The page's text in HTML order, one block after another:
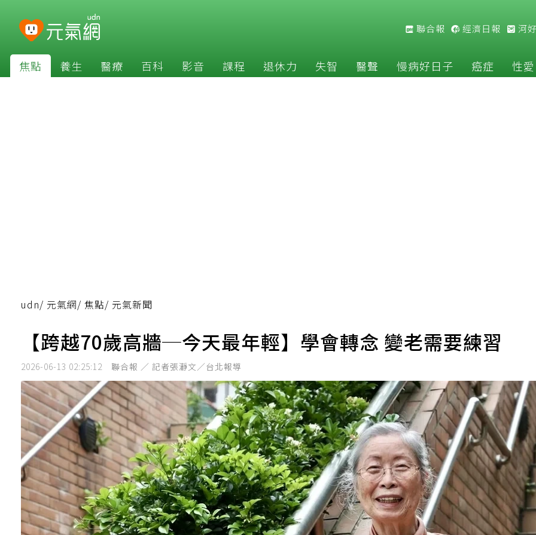
聯合報 經濟日報 河
焦點 養生 醫療 百科 影音 課程 退休力 失智 醫聲 慢病好日子 癌症 性愛
udn/ 元氣網/ 焦點/ 元氣新聞
【跨越70歲高牆─今天最年輕】學會轉念 變老需要練習
2026-06-13 02:25:12 聯合報 ／ 記者張瀞文／台北報導